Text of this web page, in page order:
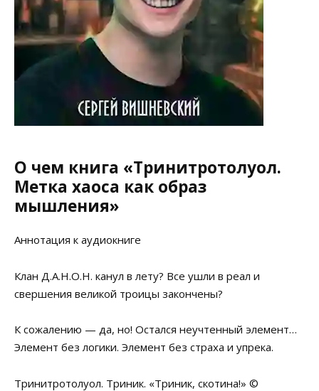
О чем книга «Тринитротолуол.
Метка хаоса как образ
мышления»
Аннотация к аудиокниге
Клан Д.А.Н.О.Н. канул в лету? Все ушли в реал и
свершения великой троицы закончены?
К сожалению — да, но! Остался неучтенный элемент…
Элемент без логики. Элемент без страха и упрека.
Тринитротолуол. Триник. «Триник, скотина!» ©